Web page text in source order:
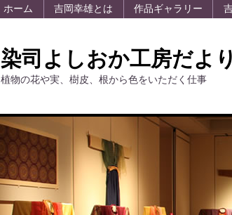
ホーム 吉岡幸雄とは 作品ギャラリー
染司よしおか工房だより
植物の花や実、樹皮、根から色をいただく仕事